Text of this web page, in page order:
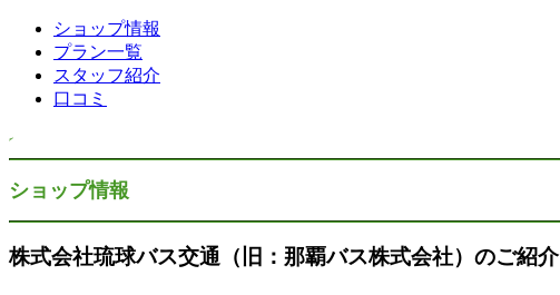
ショップ情報
プラン一覧
スタッフ紹介
口コミ
ショップ情報
株式会社琉球バス交通（旧：那覇バス株式会社）のご紹介